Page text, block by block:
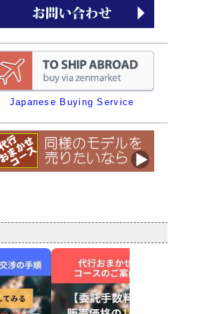
Japanese Buying Service